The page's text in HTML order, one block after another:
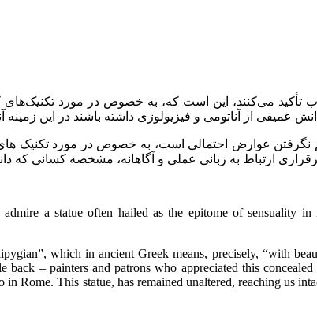
می‌کنند، این است که، به خصوص در مورد تکنیک‌های
عمیقی از آناتومی و فیزیولوژی داشته باشند در این زمینه
نگرفتن عوارض احتمالی است، به خصوص در مورد تکنیک
برقراری ارتباط به زبانی عملی و آگاهانه، مشخصه کسانی
a statue often hailed as the epitome of sensuality
which in ancient Greek means, precisely, “with
– painters and patrons who appreciated this
in Rome. This statue, has remained unaltered, reaching us